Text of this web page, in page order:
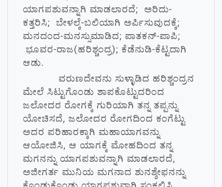
ಯಾಗಪಶುವನ್ನಾಗಿ ಮಾಡಲಾರದೆ; ಅರಿದು-
ಕತ್ತರಿಸಿ; ಬೇಳಲ್ಕೆ-ಬಲಿಯಾಗಿ ಅರ್ಪಿಸುವುದಕ್ಕೆ;
ಮನದಂದ-ಮನಸ್ಸುಮಾಡಿದ; ಪಾತಕನ್-ಪಾಪಿ;
ಭೂವರ-ರಾಜ(ಹರಿಶ್ಚಂದ್ರ); ಕೆಡೆನುಡಿ-ಕೆಟ್ಟದಾಗಿ
ಆಡು.
ವರುಣದೇವನು ಸುಳ್ಳಾಡಿದ ಹರಿಶ್ಚಂದ್ರನ
ಮೇಲೆ ಸಿಟ್ಟುಗೊಂಡು ಶಾಪಕೊಟ್ಟುದರಿಂದ
ಜಲೋದರ ರೋಗಕ್ಕೆ ಗುರಿಯಾಗಿ ತನ್ನ ತಪ್ಪನ್ನು
ಯೋಚಿಸದೆ, ಜಲೋದರ ರೋಗದಿಂದ ಕಂಗೆಟ್ಟು
ಅದರ ಪರಿಹಾರಕ್ಕಾಗಿ ಮಹಾಯಾಗವನ್ನು
ಆಯೋಜಿಸಿ, ಆ ಯಾಗಕ್ಕೆ ಮೋಹದಿಂದ ತನ್ನ
ಮಗನನ್ನು ಯಾಗಪಶುವನ್ನಾಗಿ ಮಾಡಲಾರದೆ,
ಅಜೀಗರ್ತ ಮುನಿಯ ಮಗನಾದ ಶುನಶ್ಶೇಫನನ್ನು